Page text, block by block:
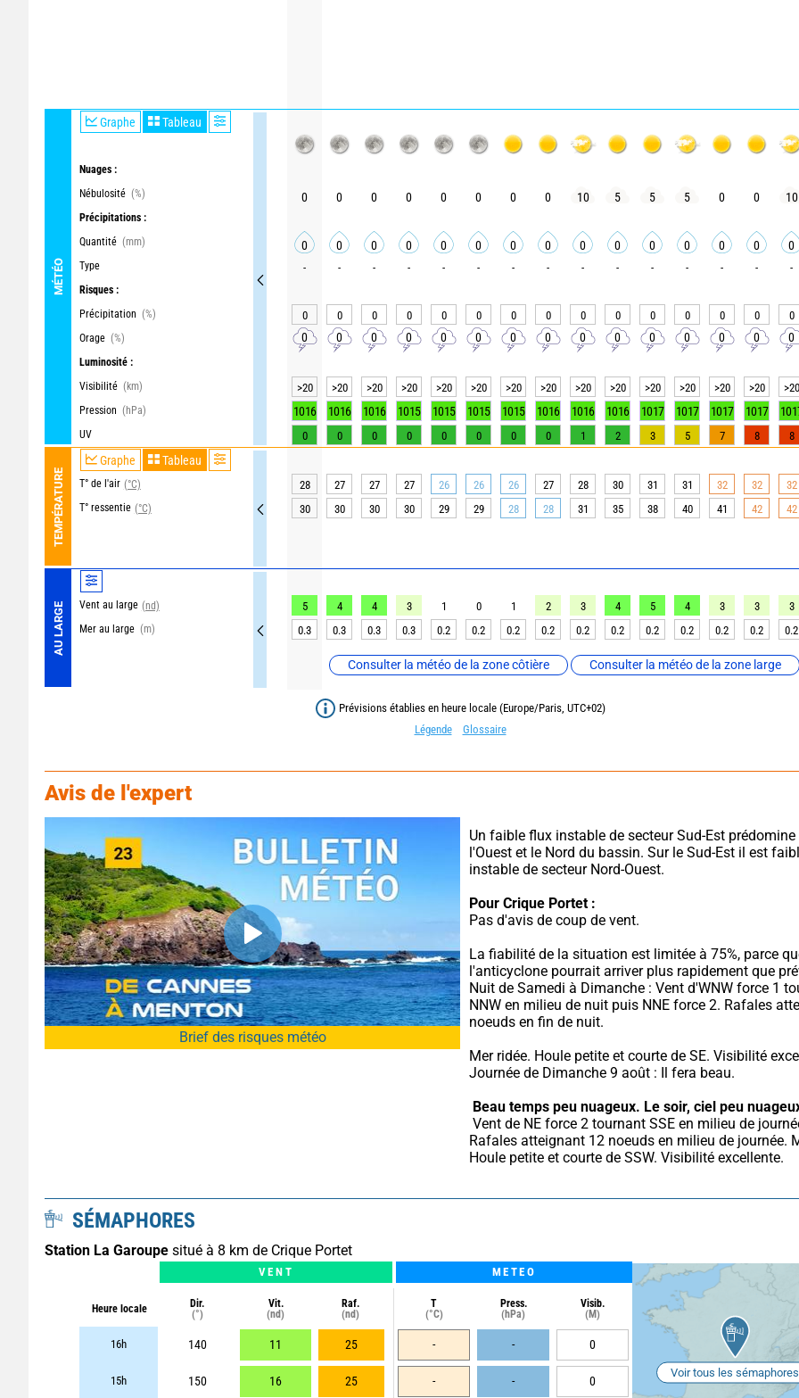
MÉTÉO
Graphe Tableau
Nuages :
Nébulosité (%)
Précipitations :
Quantité (mm)
Type
Risques :
Précipitation (%)
Orage (%)
Luminosité :
Visibilité (km)
Pression (hPa)
UV
TEMPÉRATURE
Graphe Tableau
T° de l'air (°C)
T° ressentie (°C)
AU LARGE Vent au large (nd)
Mer au large (m)
Consulter la météo de la zone côtière Consulter la météo de la zone large
0 0 0 0 0 0 0 0 10 5 5 5 0 0 10
0 0 0 0 0 0 0 0 0 0 0 0 0 0 0
- - - - - - - - - - - - - - -
0 0 0 0 0 0 0 0 0 0 0 0 0 0 0
0 0 0 0 0 0 0 0 0 0 0 0 0 0 0
>20 >20 >20 >20 >20 >20 >20 >20 >20 >20 >20 >20 >20 >20 >20
1016 1016 1016 1015 1015 1015 1015 1016 1016 1016 1017 1017 1017 1017
0 0 0 0 0 0 0 0 1 2 3 5 7 8 8
28 27 27 27 26 26 26 27 28 30 31 31 32 32 32
30
30 30 30 29 29 28 28 31 35 38 40 41 42 42
5 4 4 3 1 0 1 2 3 4 5 4 3 3 3
0.3
0.3 0.3 0.3 0.2 0.2 0.2 0.2 0.2 0.2 0.2 0.2 0.2 0.2 0.2
Prévisions établies en heure locale (Europe/Paris, UTC+02)
Légende
Glossaire
Avis de l'expert
Brief des risques météo
Un faible flux instable de secteur Sud-Est prédomine
l'Ouest et le Nord du bassin. Sur le Sud-Est il est
instable de secteur Nord-Ouest.
Pour Crique Portet :
Pas d'avis de coup de vent.
La fiabilité de la situation est limitée à 75%, parce
l'anticyclone pourrait arriver plus rapidement que
Nuit de Samedi à Dimanche : Vent d'WNW force 1
NNW en milieu de nuit puis NNE force 2. Rafales
noeuds en fin de nuit.
Mer ridée. Houle petite et courte de SE. Visibilité
Journée de Dimanche 9 août : Il fera beau.
Beau temps peu nuageux. Le soir, ciel peu
Rafales atteignant 12 noeuds en milieu de journée.
Houle petite et courte de SSW. Visibilité excellente.
SÉMAPHORES
Station La Garoupe situé à 8 km de Crique Portet
VENT METEO
Heure locale
Dir.
(°)
Vit.
(nd)
Raf.
(nd)
T
(°C)
Press.
(hPa)
Visib.
(M)
16h 140 11 25 - - 0
15h 150 16 25 - - 0
Voir tous les sémaphores